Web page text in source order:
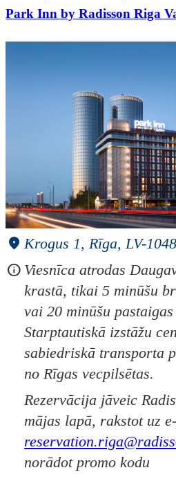
Park Inn by Radisson Riga
Krogus 1, Rīga, LV-1048
Viesnīca atrodas
krastā, tikai 5 minūšu
vai 20 minūšu
Starptautiskā izstāžu
sabiedriskā transporta
no Rīgas vecpilsētas.
Rezervācija jāveic
mājas lapā, rakstot uz
norādot promo kodu